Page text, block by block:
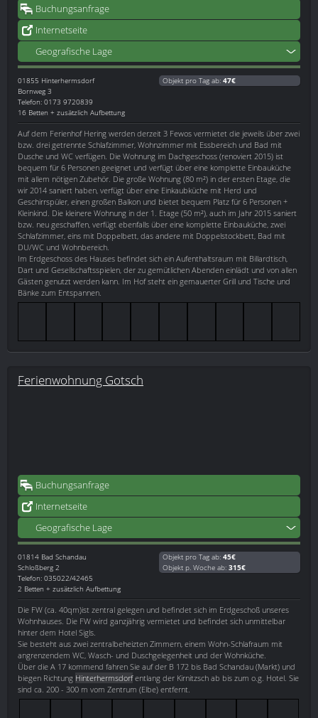
Buchungsanfrage
Internetseite
Geografische Lage
01855 Hinterhermsdorf
Bornweg 3
Telefon: 0173 9720839
16 Betten + zusätzlich Aufbettung
Objekt pro Tag ab: 47€
Auf dem Ferienhof Hering werden derzeit 3 Fewos vermietet die jeweils über zwei
bzw. drei getrennte Schlafzimmer, Wohnzimmer mit Essbereich und Bad mit
Dusche und WC verfügen. Die Wohnung im Dachgeschoss (renoviert 2015) ist
bequem für 6 Personen geeignet und verfügt über eine komplette Einbauküche
mit allem nötigen Zubehör. Die große Wohnung (80 m²) in der ersten Etage, die
wir 2014 saniert haben, verfügt über eine Einkaubküche mit Herd und
Geschirrspüler, einen großen Balkon und bietet bequem Platz für 6 Personen +
Kleinkind. Die kleinere Wohnung in der 1. Etage (50 m²), auch im Jahr 2015 saniert
bzw. neu geschaffen, verfügt ebenfalls über eine komplette Einbauküche, zwei
Schlafzimmer, eins mit Doppelbett, das andere mit Doppelstockbett, Bad mit
DU/WC und Wohnbereich.
Im Erdgeschoss des Hauses befindet sich ein Aufenthaltsraum mit Billardtisch,
Dart und Gesellschaftsspielen, der zu gemütlichen Abenden einlädt und von allen
Gästen genutzt werden kann. Im Hof steht ein gemauerter Grill und Tische und
Bänke zum Entspannen.
Ferienwohnung Gotsch
Buchungsanfrage
Internetseite
Geografische Lage
01814 Bad Schandau
Schloßberg 2
Telefon: 035022/42465
2 Betten + zusätzlich Aufbettung
Objekt pro Tag ab: 45€
Objekt p. Woche ab: 315€
Die FW (ca. 40qm)ist zentral gelegen und befindet sich im Erdgeschoß unseres
Wohnhauses. Die FW wird ganzjährig vermietet und befindet sich unmittelbar
hinter dem Hotel Sigls.
Sie besteht aus zwei zentralbeheizten Zimmern, einem Wohn-Schlafraum mit
angrenzendem WC, Wasch- und Duschgelegenheit und der Wohnküche.
Über die A 17 kommend fahren Sie auf der B 172 bis Bad Schandau (Markt) und
biegen Richtung Hinterhermsdorfentlang der Kirnitzsch ab bis zum o.g. Hotel. Sie
sind ca. 200 - 300 m vom Zentrum (Elbe) entfernt.